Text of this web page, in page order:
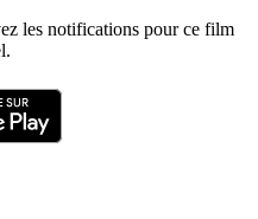
les notifications pour ce film